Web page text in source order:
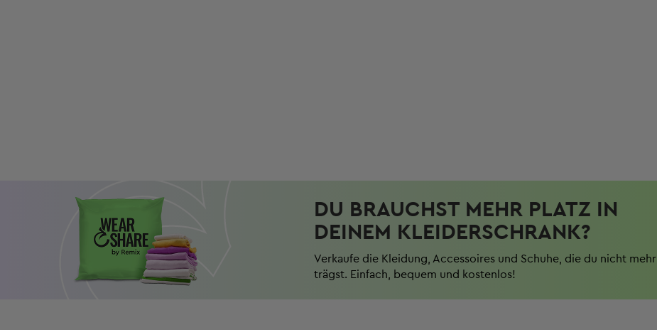
DU BRAUCHST MEHR PLATZ IN
DEINEM KLEIDERSCHRANK?
Verkaufe die Kleidung, Accessoires und Schuhe, die du nicht mehr
trägst. Einfach, bequem und kostenlos!